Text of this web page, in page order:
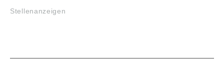
Stellenanzeigen